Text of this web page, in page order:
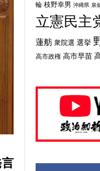
輪 枝野幸男 沖縄県 泉
立憲民主
蓮舫 衆院選 選挙
高市政権 高市早苗